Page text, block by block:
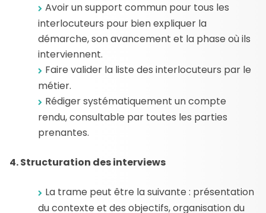
Avoir un support commun pour tous les
interlocuteurs pour bien expliquer la
démarche, son avancement et la phase où ils
interviennent.
Faire valider la liste des interlocuteurs par le
métier.
Rédiger systématiquement un compte
rendu, consultable par toutes les parties
prenantes.
4. Structuration des interviews
La trame peut être la suivante : présentation
du contexte et des objectifs, organisation du